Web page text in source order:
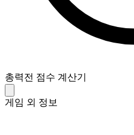
총력전 점수 계산기
게임 외 정보